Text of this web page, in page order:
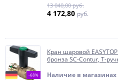
13 040,00 руб.
4 172,80 руб.
-68%
Кран шаровой
бронза SC-Contur, Т-
Наличие в магазинах